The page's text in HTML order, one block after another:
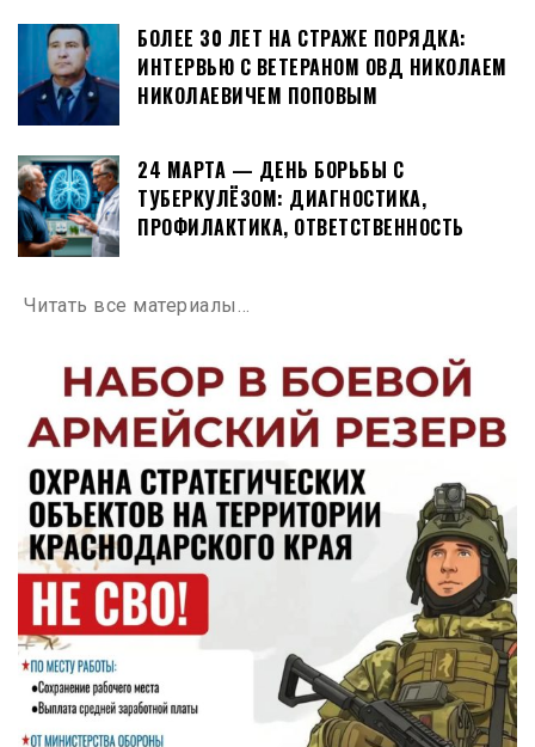
БОЛЕЕ 30 ЛЕТ НА СТРАЖЕ ПОРЯДКА:
ИНТЕРВЬЮ С ВЕТЕРАНОМ ОВД НИКОЛАЕМ
НИКОЛАЕВИЧЕМ ПОПОВЫМ
24 МАРТА — ДЕНЬ БОРЬБЫ С
ТУБЕРКУЛЁЗОМ: ДИАГНОСТИКА,
ПРОФИЛАКТИКА, ОТВЕТСТВЕННОСТЬ
Читать все материалы…